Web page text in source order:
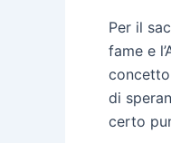
Per il
fame e
di
certo